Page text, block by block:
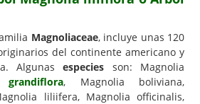
Magnoliaceae, incluye unas 120
del continente americano y
Algunasespecies son: Magnolia
grandiflora, Magnolia boliviana,
liliifera, Magnolia officinalis,